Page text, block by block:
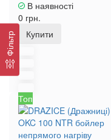
Фільтр
В наявності
0 грн.
Купити
Топ